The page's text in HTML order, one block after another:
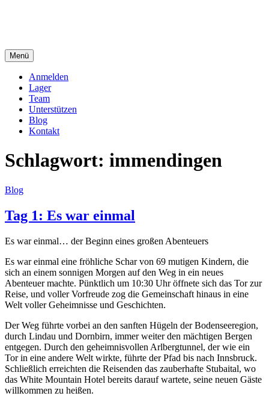
Dein Ferienlager
Die Ferienfreizeit der Seelsorgeeinheit Immendingen-Möhringen
Menü
Anmelden
Lager
Team
Unterstützen
Blog
Kontakt
Schlagwort: immendingen
Blog
Tag 1: Es war einmal
Es war einmal… der Beginn eines großen Abenteuers
Es war einmal eine fröhliche Schar von 69 mutigen Kindern, die
sich an einem sonnigen Morgen auf den Weg in ein neues
Abenteuer machte. Pünktlich um 10:30 Uhr öffnete sich das Tor zur
Reise, und voller Vorfreude zog die Gemeinschaft hinaus in eine
Welt voller Geheimnisse und Geschichten.
Der Weg führte vorbei an den sanften Hügeln der Bodenseeregion,
durch Lindau und Dornbirn, immer weiter den mächtigen Bergen
entgegen. Durch den geheimnisvollen Arlbergtunnel, der wie ein
Tor in eine andere Welt wirkte, führte der Pfad bis nach Innsbruck.
Schließlich erreichten die Reisenden das zauberhafte Stubaital, wo
das White Mountain Hotel bereits darauf wartete, seine neuen Gäste
willkommen zu heißen.